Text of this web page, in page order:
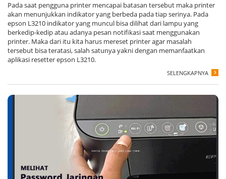
Pada saat pengguna printer mencapai batasan tersebut maka printer
akan menunjukkan indikator yang berbeda pada tiap serinya. Pada
epson L3210 indikator yang muncul bisa dilihat dari lampu yang
berkedip-kedip atau adanya pesan notifikasi saat menggunakan
printer. Maka dari itu kita harus mereset printer agar masalah
tersebut bisa teratasi, salah satunya yakni dengan memanfaatkan
aplikasi resetter epson L3210.
SELENGKAPNYA